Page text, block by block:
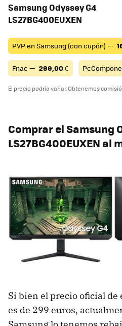
Samsung Odyssey G4
LS27BG400EUXEN
PVP en Samsung (con cupón) —
Fnac — 299,00€
El precio podría variar. Obtenemos
Comprar el Samsung
LS27BG400EUXEN al
Si bien el precio oficial
es de 299 euros,